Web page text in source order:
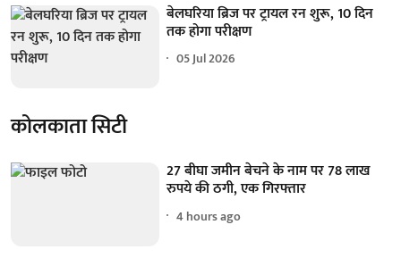
बेलघरिया ब्रिज पर ट्रायल रन शुरू, 10 दिन
तक होगा परीक्षण
05 Jul 2026
कोलकाता सिटी
27 बीघा जमीन बेचने के नाम पर 78 लाख
रुपये की ठगी, एक गिरफ्तार
4 hours ago